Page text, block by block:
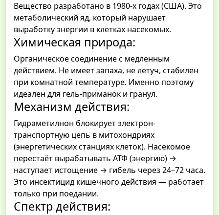
Вещество разработано в 1980-х годах (США). Это
метаболический яд, который нарушает
выработку энергии в клетках насекомых.
Химическая природа:
Органическое соединение с медленным
действием. Не имеет запаха, не летуч, стабилен
при комнатной температуре. Именно поэтому
идеален для гель-приманок и гранул.
Механизм действия:
Гидраметилнон блокирует электрон-
транспортную цепь в митохондриях
(энергетических станциях клеток). Насекомое
перестаёт вырабатывать АТФ (энергию) →
наступает истощение → гибель через 24–72 часа.
Это инсектицид кишечного действия — работает
только при поедании.
Спектр действия: